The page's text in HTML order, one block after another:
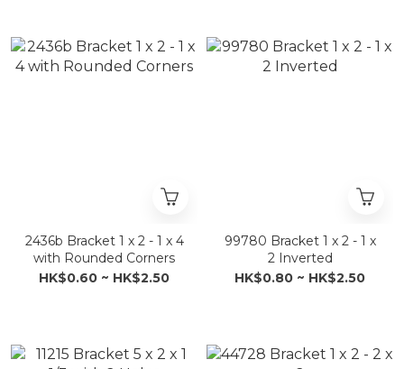
2436b Bracket 1 x 2 - 1 x 4
with Rounded Corners
HK$0.60 ~ HK$2.50
99780 Bracket 1 x 2 - 1 x
2 Inverted
HK$0.80 ~ HK$2.50